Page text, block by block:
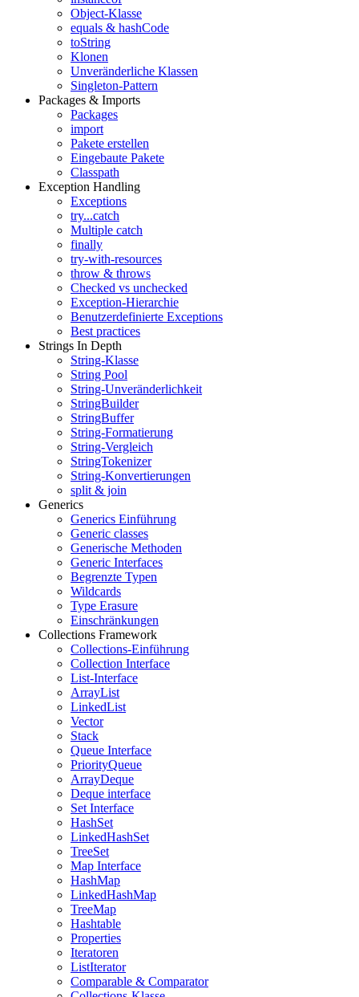
Object-Klasse
equals & hashCode
toString
Klonen
Unveränderliche Klassen
Singleton-Pattern
Packages & Imports
Packages
import
Pakete erstellen
Eingebaute Pakete
Classpath
Exception Handling
Exceptions
try...catch
Multiple catch
finally
try-with-resources
throw & throws
Checked vs unchecked
Exception-Hierarchie
Benutzerdefinierte Exceptions
Best practices
Strings In Depth
String-Klasse
String Pool
String-Unveränderlichkeit
StringBuilder
StringBuffer
String-Formatierung
String-Vergleich
StringTokenizer
String-Konvertierungen
split & join
Generics
Generics Einführung
Generic classes
Generische Methoden
Generic Interfaces
Begrenzte Typen
Wildcards
Type Erasure
Einschränkungen
Collections Framework
Collections-Einführung
Collection Interface
List-Interface
ArrayList
LinkedList
Vector
Stack
Queue Interface
PriorityQueue
ArrayDeque
Deque interface
Set Interface
HashSet
LinkedHashSet
TreeSet
Map Interface
HashMap
LinkedHashMap
TreeMap
Hashtable
Properties
Iteratoren
ListIterator
Comparable & Comparator